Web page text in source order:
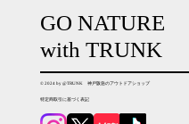
GO NATURE
with TRUNK
© 2024 by @TRUNK 神戸阪急のアウトドアショップ
特定商取引に基づく表記